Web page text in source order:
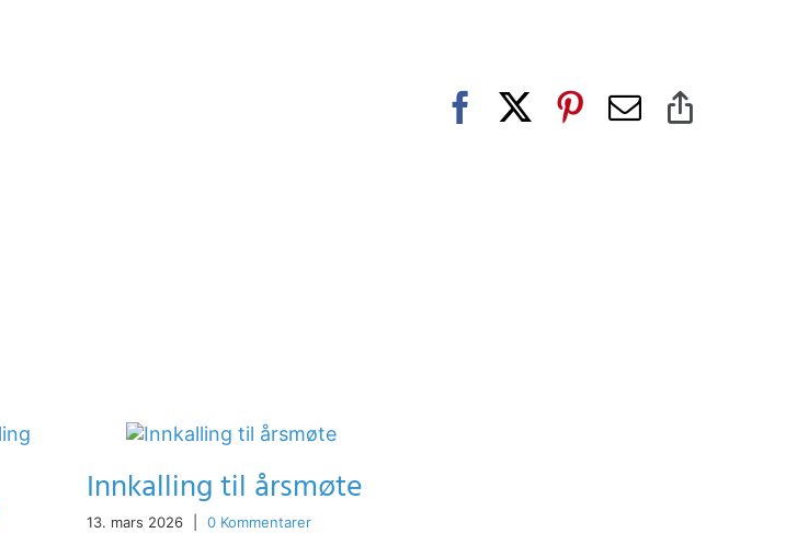
Facebook Pinterest
E-
Innkalling til årsmøte
13. mars 2026 0 Kommentarer